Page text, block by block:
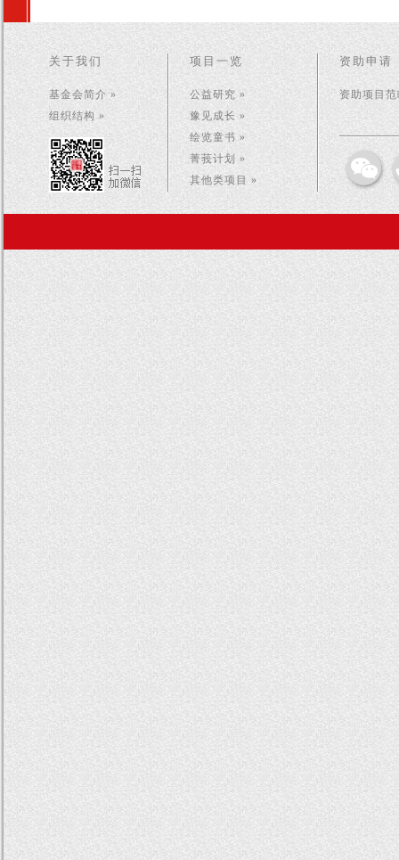
关于我们
基金会简介 »
组织结构 »
项目一览
公益研究 »
豫见成长 »
绘览童书 »
菁莪计划 »
其他类项目 »
资助申请
资助项目